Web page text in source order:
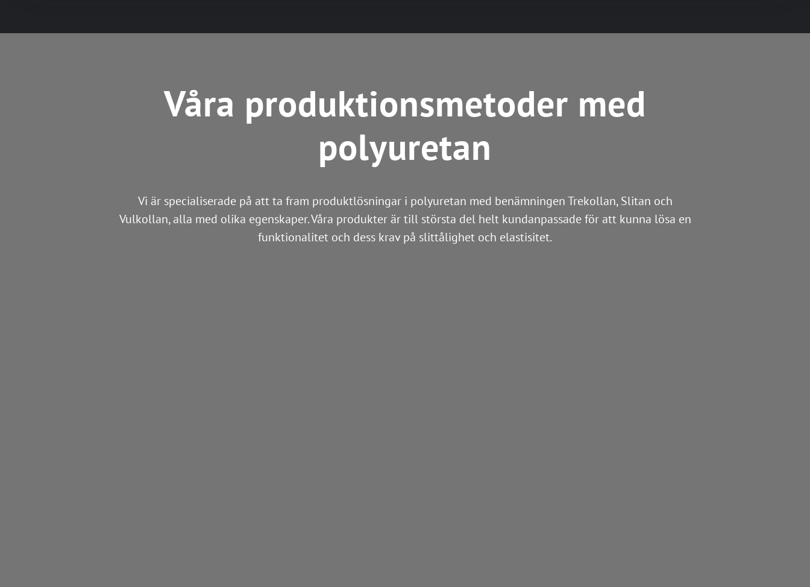
Våra produktionsmetoder med
polyuretan
Vi är specialiserade på att ta fram produktlösningar i polyuretan med benämningen Trekollan, Slitan och
Vulkollan, alla med olika egenskaper. Våra produkter är till största del helt kundanpassade för att kunna lösa en
funktionalitet och dess krav på slittålighet och elastisitet.